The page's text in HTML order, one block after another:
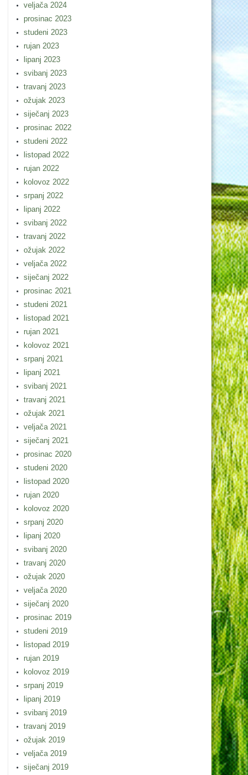
veljača 2024
prosinac 2023
studeni 2023
rujan 2023
lipanj 2023
svibanj 2023
travanj 2023
ožujak 2023
siječanj 2023
prosinac 2022
studeni 2022
listopad 2022
rujan 2022
kolovoz 2022
srpanj 2022
lipanj 2022
svibanj 2022
travanj 2022
ožujak 2022
veljača 2022
siječanj 2022
prosinac 2021
studeni 2021
listopad 2021
rujan 2021
kolovoz 2021
srpanj 2021
lipanj 2021
svibanj 2021
travanj 2021
ožujak 2021
veljača 2021
siječanj 2021
prosinac 2020
studeni 2020
listopad 2020
rujan 2020
kolovoz 2020
srpanj 2020
lipanj 2020
svibanj 2020
travanj 2020
ožujak 2020
veljača 2020
siječanj 2020
prosinac 2019
studeni 2019
listopad 2019
rujan 2019
kolovoz 2019
srpanj 2019
lipanj 2019
svibanj 2019
travanj 2019
ožujak 2019
veljača 2019
siječanj 2019